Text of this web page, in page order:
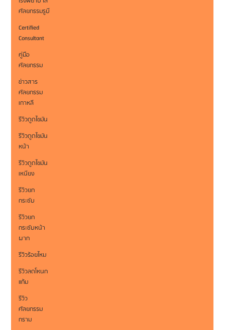
ศัลยกรรมรูบี
Certified
Consultant
คู่มือ
ศัลยกรรม
ข่าวสาร
ศัลยกรรม
เกาหลี
รีวิวดูดไขมัน
รีวิวดูดไขมัน
หน้า
รีวิวดูดไขมัน
เหนียง
รีวิวยก
กระชับ
รีวิวยก
กระชับหน้า
ผาก
รีวิวร้อยไหม
รีวิวลดโหนก
แก้ม
รีวิว
ศัลยกรรม
กราม